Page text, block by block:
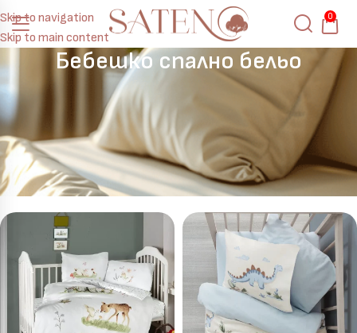
Skip to navigation
Skip to main content
0
Бебешко спално бельо